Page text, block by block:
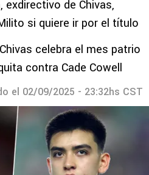
exdirectivo de Chivas,
si quiere ir por el título
celebra el mes patrio
contra Cade Cowell
el 02/09/2025 - 23:32hs CST